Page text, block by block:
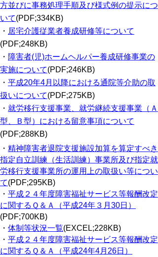
方並びに事務処理手順及び様式例の提示につ
いて(PDF;334KB)
・ 居宅介護従業者養成研修等について
(PDF;248KB)
・ 障害者(児)ホームヘルパー養成研修事業の
実施について(PDF;246KB)
・ 平成20年4月以降における通院等介助の取
扱いについて(PDF;275KB)
・ 就労移行支援事業、就労継続支援事業（Ａ
型、Ｂ型）における留意事項について
(PDF;288KB)
・ 精神障害者退院支援施設加算を算定すべき
指定自立訓練（生活訓練）事業所及び指定就
労移行支援事業所の運用上の取扱い等につい
て(PDF;295KB)
・ 平成２４年度障害福祉サービス等報酬改定
に関するＱ＆Ａ（平成24年３月30日）
(PDF;700KB)
・ 体制等状況一覧(EXCEL;228KB)
・ 平成２４年度障害福祉サービス等報酬改定
に関するＱ＆Ａ（平成24年4月26日）